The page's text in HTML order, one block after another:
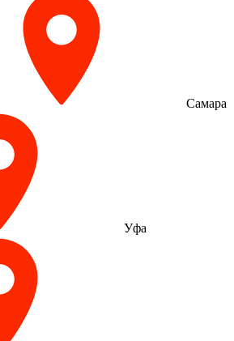
Самара
Уфа